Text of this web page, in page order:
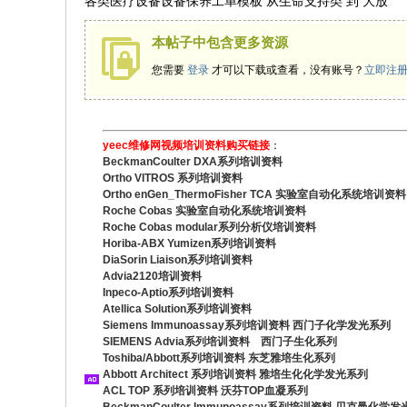
本帖子中包含更多资源
您需要 登录 才可以下载或查看，没有账号？ 立即注册
yeec维修网视频培训资料购买链接：
BeckmanCoulter DXA系列培训资料
Ortho VITROS 系列培训资料
Ortho enGen_ThermoFisher TCA 实验室自动化系统培训资料
Roche Cobas 实验室自动化系统培训资料
Roche Cobas modular系列分析仪培训资料
Horiba-ABX Yumizen系列培训资料
DiaSorin Liaison系列培训资料
Advia2120培训资料
Inpeco-Aptio系列培训资料
Atellica Solution系列培训资料
Siemens Immunoassay系列培训资料 西门子化学发光系列
SIEMENS Advia系列培训资料 西门子生化系列
Toshiba/Abbott系列培训资料 东芝雅培生化系列
Abbott Architect 系列培训资料 雅培生化化学发光系列
ACL TOP 系列培训资料 沃芬TOP血凝系列